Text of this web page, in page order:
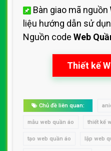
Bàn giao mã nguồn
liệu hướng dẫn sử
Nguồn code Web
Thiết kế
Chủ đề liên quan:
mẫu web quần áo thiết kế
tạo web quần áo lập web